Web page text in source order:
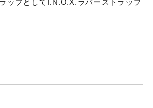
ップとしてI.N.O.X.ラバーストラップ